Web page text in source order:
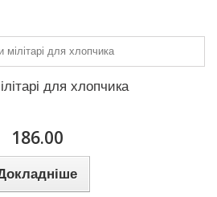
для хлопчика
186.00